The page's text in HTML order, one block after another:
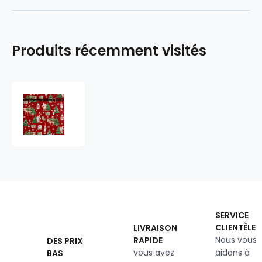
Produits récemment visités
rouge
DES PRIX
BAS
LIVRAISON
RAPIDE
vous avez
SERVICE
CLIENTÈLE
Nous vous
aidons à